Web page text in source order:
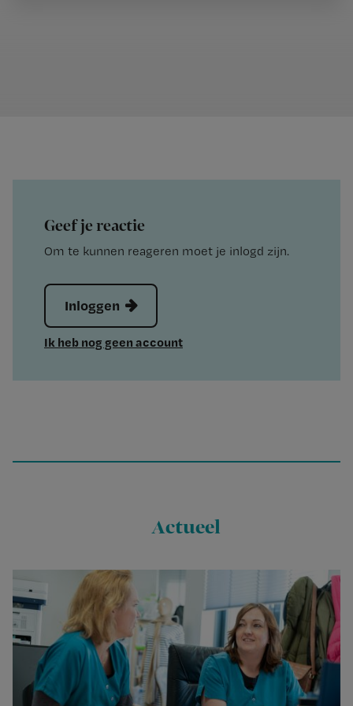
Geef je reactie
Om te kunnen reageren moet je inlogd zijn.
Inloggen
Ik heb nog geen account
Actueel